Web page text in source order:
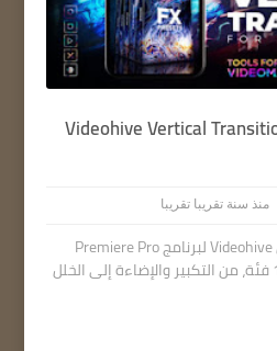
Videohive Vertical
منذ سنة تقريبا تقريبا
حزمة انتقالات عمودية من Videohive لبرنامج Premiere Pro
سهولة السحب والإفلات! 15 فئة، من التكبير والإضاءة إلى الخلل